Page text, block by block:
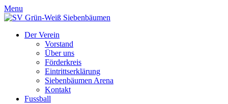
Menu
Der Verein
Vorstand
Über uns
Förderkreis
Eintrittserklärung
Siebenbäumen Arena
Kontakt
Fussball